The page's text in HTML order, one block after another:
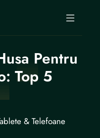
Pentru
Top 5
& Telefoane